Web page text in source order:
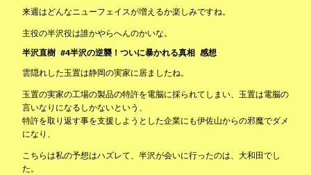
来週はどんなニューフェイスが増えるか楽しみですね。
主役の半沢役は誰かやらへんのかいな。
半沢直樹 #4半沢の逆襲！ついに暴かれる真相 感想
雲隠れした玉置は静岡の実家に居ましたね。
玉置の実家の工場の製品の特許を電脳に採られてしまい、玉置は電脳の
言いなりになるしかないという、
特許を取り返す事を支援しようとした企業にも伊佐山からの邪魔でダメ
になり、
こちらは私の予想はハズレて、半沢が会いに行ったのは、大和田でし
た。